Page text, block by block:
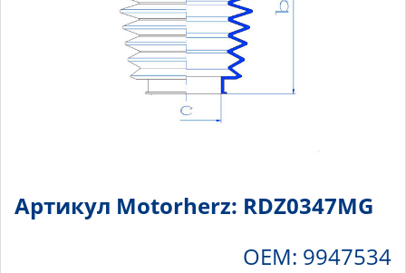
Артикул Motorherz: RDZ0347MG
OEM: 9947534